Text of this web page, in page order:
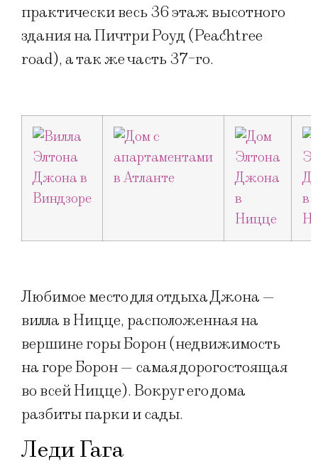
практически весь 36 этаж высотного
здания на Пичтри Роуд (Peachtree
road), а так же часть 37-го.
Любимое место для отдыха Джона —
вилла в Ницце, расположенная на
вершине горы Борон (недвижимость
на горе Борон — самая дорогостоящая
во всей Ницце). Вокруг его дома
разбиты парки и сады.
Леди Гага